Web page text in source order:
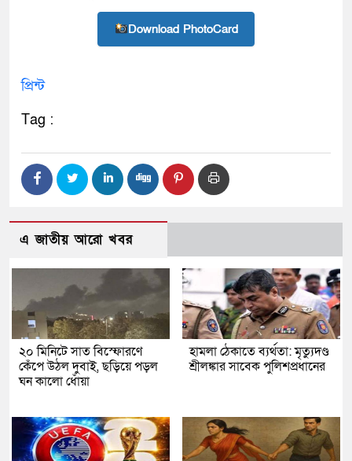
Download PhotoCard
প্রিন্ট
Tag :
এ জাতীয় আরো খবর
২০ মিনিটে সাত বিস্ফোরণে
কেঁপে উঠল দুবাই, ছড়িয়ে পড়ল
ঘন কালো ধোঁয়া
হামলা ঠেকাতে ব্যর্থতা: মৃত্যুদণ্ড
শ্রীলঙ্কার সাবেক পুলিশপ্রধানের